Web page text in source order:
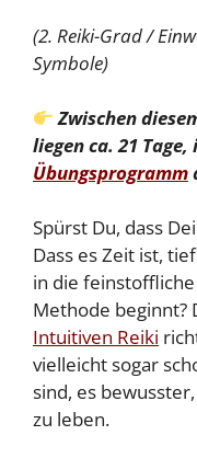
(2. Reiki-Grad /
Symbole)
Zwischen
liegen ca. 21
Übungsprogramm
Spürst Du, dass
Dass es Zeit ist,
in die
Methode beginnt?
Intuitiven Reiki
vielleicht sogar
sind, es
zu leben.